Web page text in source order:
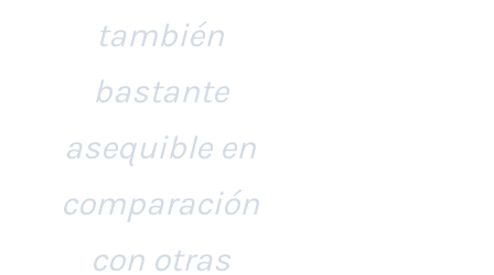
también
bastante
asequible en
comparación
con otras